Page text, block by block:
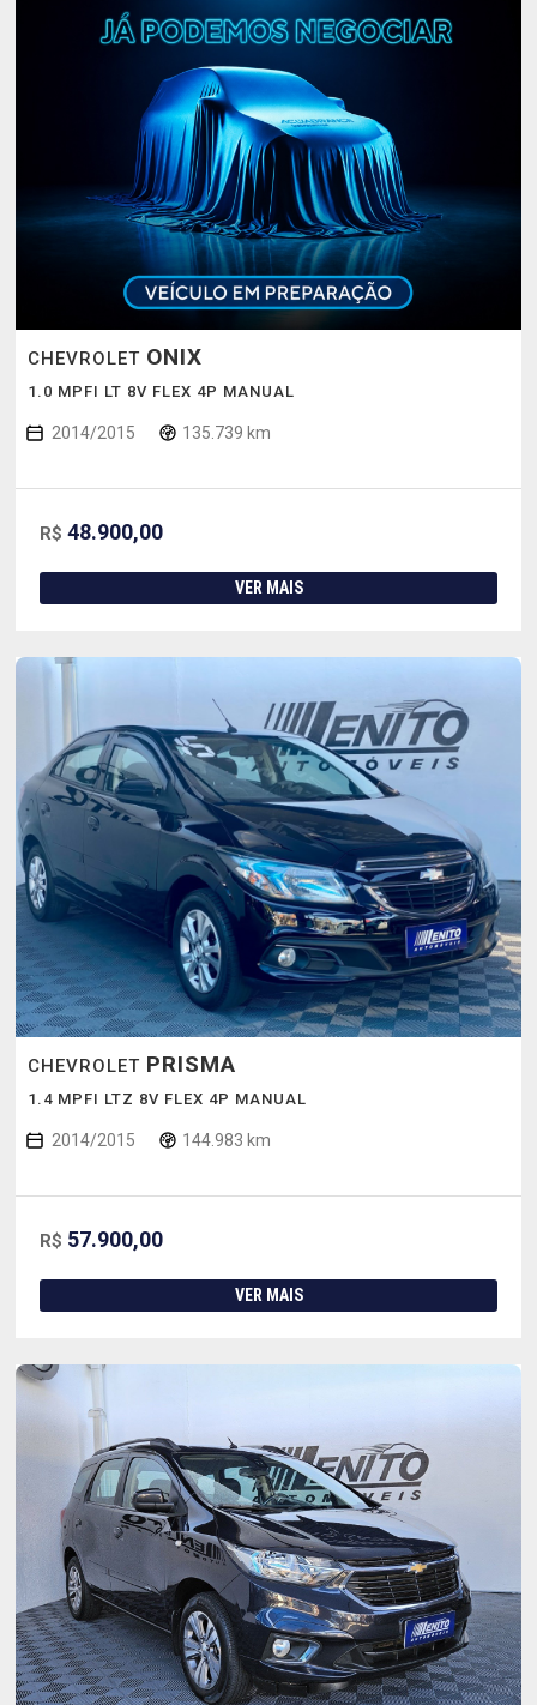
CHEVROLET ONIX
1.0 MPFI LT 8V FLEX 4P MANUAL
2014/2015 135.739 km
R$ 48.900,00
VER MAIS
CHEVROLET PRISMA
1.4 MPFI LTZ 8V FLEX 4P MANUAL
2014/2015 144.983 km
R$ 57.900,00
VER MAIS